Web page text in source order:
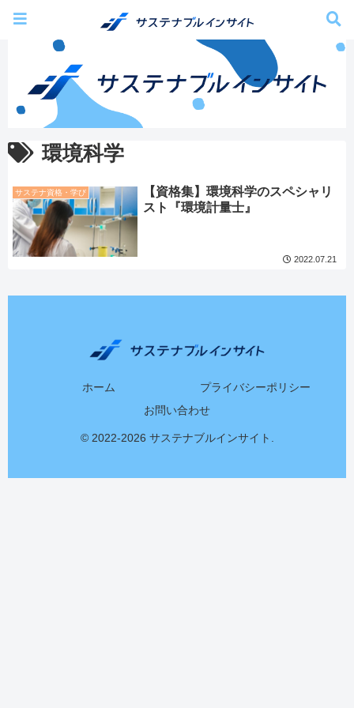
環境科学
サステナ資格・学び
【資格集】環境科学のスペシャリ
スト『環境計量士』
2022.07.21
ホーム
プライバシーポリシー
お問い合わせ
© 2022-2026 サステナブルインサイト.